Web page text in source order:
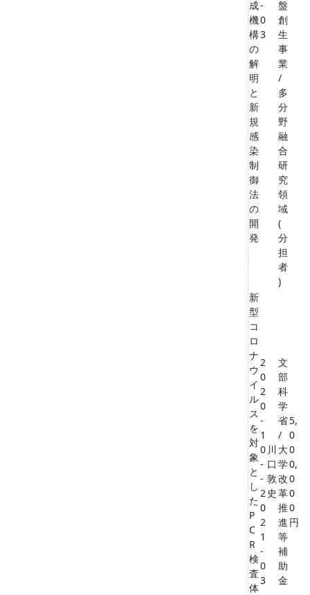
成
機
構
の
解
明
と
新
規
感
染
制
御
法
の
開
発
-
0
3
盤
創
生
事
業
/
多
分
野
融
合
研
究
領
域
(
分
担
者
)
新
型
コ
ロ
ナ
ウ
イ
ル
ス
を
対
象
と
し
た
P
C
R
検
査
体
2
0
2
0
-
1
0
-
-
2
0
2
1
-
0
3
川
口
敦
史
文
部
科
学
省
/
大
学
改
革
推
進
等
補
助
金
5,
0
0
0,
0
0
0
円